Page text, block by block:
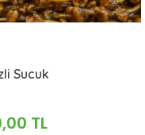
Sucuk
TL